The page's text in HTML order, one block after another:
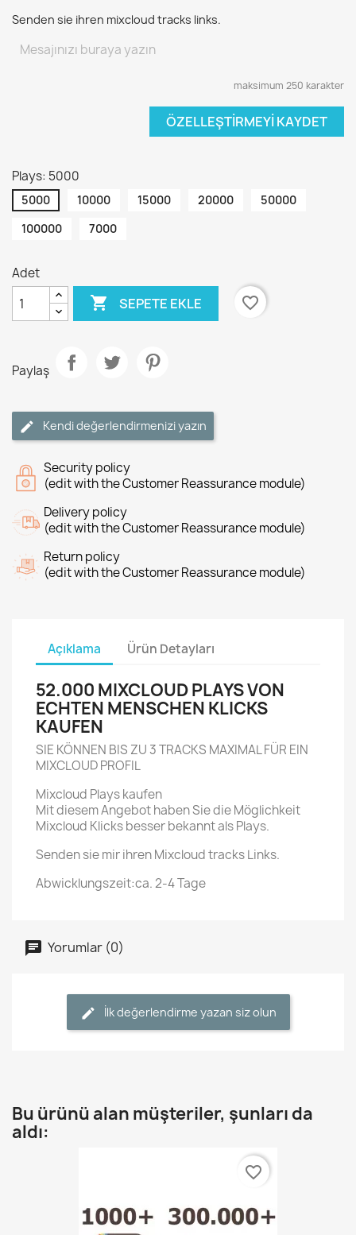
Senden sie ihren mixcloud tracks links.
maksimum 250 karakter
ÖZELLEŞTIRMEYI KAYDET
Plays: 5000
5000 10000 15000 20000
50000
100000
7000
Adet
 SEPETE EKLE favorite_border
Paylaş
Kendi değerlendirmenizi yazın
Security policy
(edit with the Customer Reassurance module)
Delivery policy
(edit with the Customer Reassurance module)
Return policy
(edit with the Customer Reassurance module)
Açıklama Ürün Detayları
52.000 MIXCLOUD PLAYS VON
ECHTEN MENSCHEN KLICKS
KAUFEN
SIE KÖNNEN BIS ZU 3 TRACKS MAXIMAL FÜR EIN
MIXCLOUD PROFIL
Mixcloud Plays kaufen
Mit diesem Angebot haben Sie die Möglichkeit
Mixcloud Klicks besser bekannt als Plays.
Senden sie mir ihren Mixcloud tracks Links.
Abwicklungszeit:ca. 2-4 Tage
Yorumlar (0)
İlk değerlendirme yazan siz olun
Bu ürünü alan müşteriler, şunları da
aldı:
favorite_border